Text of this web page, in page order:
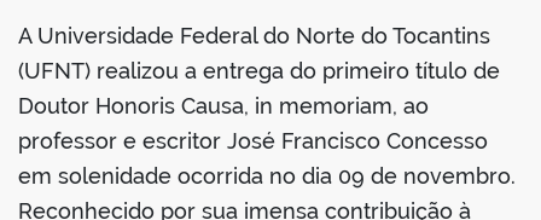
A Universidade Federal do Norte do Tocantins
(UFNT) realizou a entrega do primeiro título de
Doutor Honoris Causa, in memoriam, ao
professor e escritor José Francisco Concesso
em solenidade ocorrida no dia 09 de novembro.
Reconhecido por sua imensa contribuição à